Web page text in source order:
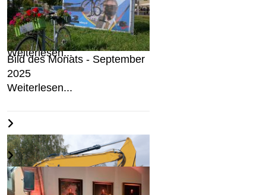
AfD stellt Kandidaten für den
Freiberger Stadtrat auf...
Weiterlesen...
Bild des Monats - September
2025
Weiterlesen...